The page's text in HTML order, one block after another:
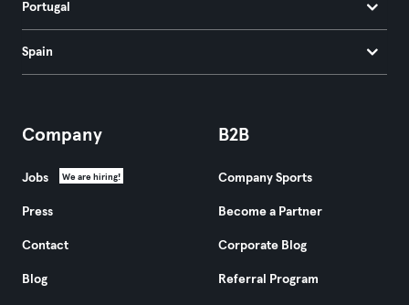
Portugal
Spain
Company
Jobs We are hiring!
Press
Contact
Blog
B2B
Company Sports
Become a Partner
Corporate Blog
Referral Program